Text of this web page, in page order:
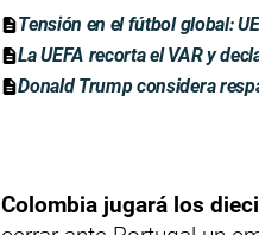
Tensión en el fútbol global:
La UEFA recorta el VAR y
Donald Trump considera
Colombia jugará los